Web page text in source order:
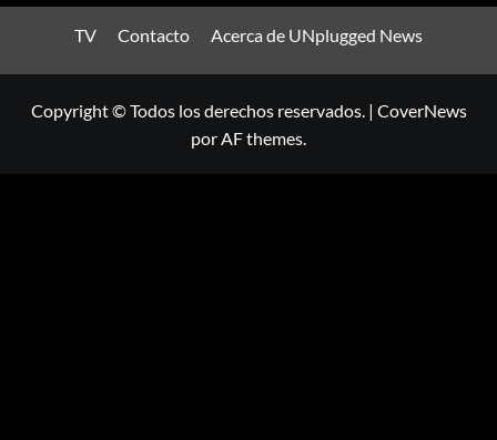
TV Contacto Acerca de UNplugged News
Copyright © Todos los derechos reservados. | CoverNews
por AF themes.